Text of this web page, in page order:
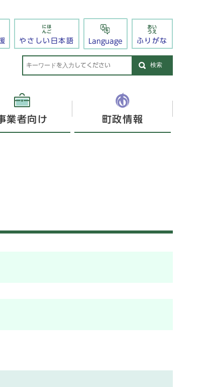
やさしい日本語 Language ふりがな
検索
業者向け 町政情報